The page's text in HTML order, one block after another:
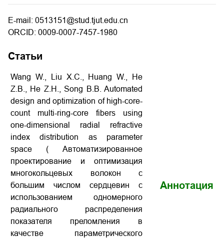
E-mail: 0513151@stud.tjut.edu.cn
ORCID: 0009-0007-7457-1980
Статьи
Wang W., Liu X.C., Huang W., He
Z.B., He Z.H., Song B.B. Automated
design and optimization of high-core-
count multi-ring-core fibers using
one-dimensional radial refractive
index distribution as parameter
space ( Автоматизированное
проектирование и оптимизация
многокольцевых волокон с
большим числом сердцевин с
использованием одномерного
радиального распределения
показателя преломления в
качестве параметрического
Аннотация